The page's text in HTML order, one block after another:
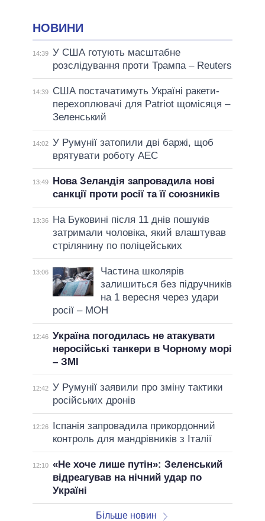
НОВИНИ
14:39 У США готують масштабне
розслідування проти Трампа – Reuters
14:39
США постачатимуть Україні ракети-
перехоплювачі для Patriot щомісяця –
Зеленський
14:02 У Румунії затопили дві баржі, щоб
врятувати роботу АЕС
13:49
Нова Зеландія запровадила нові
санкції проти росії та її союзників
13:36
На Буковині після 11 днів пошуків
затримали чоловіка, який влаштував
стрілянину по поліцейських
13:06
Частина школярів
залишиться без підручників
на 1 вересня через удари
росії – МОН
12:46 Україна погодилась не атакувати
неросійські танкери в Чорному морі
– ЗМІ
12:42 У Румунії заявили про зміну тактики
російських дронів
12:26
Іспанія запровадила прикордонний
контроль для мандрівників з Італії
12:10 «Не хоче лише путін»: Зеленський
відреагував на нічний удар по
Україні
Більше новин